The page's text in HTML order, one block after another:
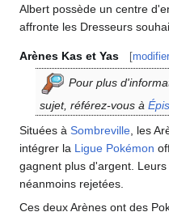
Albert possède un centre
affronte les Dresseurs
Arènes Kas et Yas [modifier
Pour plus
sujet, référez-vous à
Situées à Sombreville , les
intégrer la Ligue Pokémon
gagnent plus d'argent.
néanmoins rejetées.
Ces deux Arènes ont des